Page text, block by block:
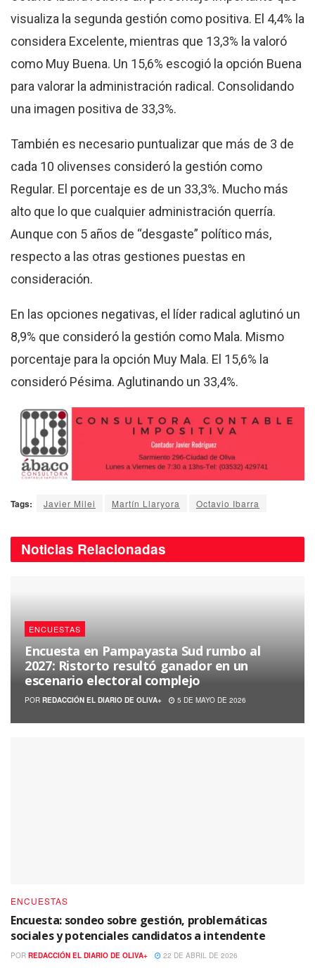
visualiza la segunda gestión como positiva. El 4,4% la
considera Excelente, mientras que 13,3% la valoró
como Muy Buena. Un 15,6% escogió la opción Buena
para valorar la administración radical. Consolidando
una imagen positiva de 33,3%.
También es necesario puntualizar que más de 3 de
cada 10 olivenses consideró la gestión como
Regular. El porcentaje es de un 33,3%. Mucho más
alto que lo que cualquier administración querría.
Aunque con 5 años de “desgaste” político más,
respecto a las otras gestiones puestas en
consideración.
En las opciones negativas, el líder radical aglutinó un
8,9% que consideró la gestión como Mala. Mismo
porcentaje para la opción Muy Mala. El 15,6% la
consideró Pésima. Aglutinando un 33,4%.
Tags: Javier Milei Martín Llaryora Octavio Ibarra
Noticias Relacionadas
ENCUESTAS
Encuesta en Pampayasta Sud rumbo al
2027: Ristorto resultó ganador en un
escenario electoral complejo
POR REDACCIÓN EL DIARIO DE OLIVA+ 5 DE MAYO DE 2026
ENCUESTAS
Encuesta: sondeo sobre gestión, problemáticas
sociales y potenciales candidatos a intendente
POR REDACCIÓN EL DIARIO DE OLIVA+ 22 DE ABRIL DE 2026